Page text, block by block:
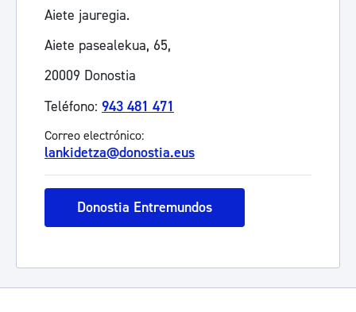
Aiete jauregia.
Aiete pasealekua, 65,
20009 Donostia
Teléfono: 943 481 471
Correo electrónico:
lankidetza@donostia.eus
Donostia Entremundos